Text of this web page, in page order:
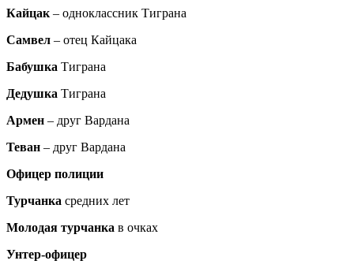
Кайцак – одноклассник Тиграна
Самвел – отец Кайцака
Бабушка Тиграна
Дедушка Тиграна
Армен – друг Вардана
Теван – друг Вардана
Офицер полиции
Турчанка средних лет
Молодая турчанка в очках
Унтер-офицер